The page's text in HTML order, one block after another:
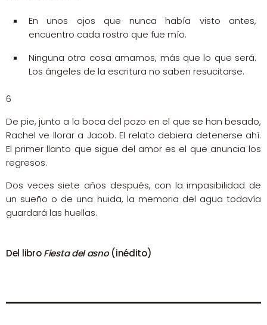
En unos ojos que nunca había visto antes,
encuentro cada rostro que fue mío.
Ninguna otra cosa amamos, más que lo que será.
Los ángeles de la escritura no saben resucitarse.
6
De pie, junto a la boca del pozo en el que se han besado,
Rachel ve llorar a Jacob. El relato debiera detenerse ahí.
El primer llanto que sigue del amor es el que anuncia los
regresos.
Dos veces siete años después, con la impasibilidad de
un sueño o de una huida, la memoria del agua todavía
guardará las huellas.
Del libroFiesta del asno(inédito)